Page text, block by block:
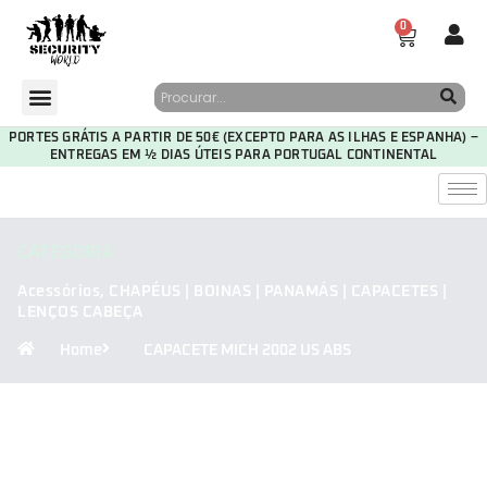
0
PORTES GRÁTIS A PARTIR DE 50€ (EXCEPTO PARA AS ILHAS E ESPANHA) –
ENTREGAS EM ½ DIAS ÚTEIS PARA PORTUGAL CONTINENTAL
Acessórios,
CHAPÉUS | BOINAS | PANAMÁS | CAPACETES |
LENÇOS CABEÇA
Home CAPACETE MICH 2002 US ABS